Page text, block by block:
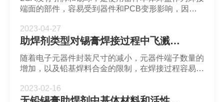
端面的部件，容易受到器件和PCB变形影响，因本
产生的可能性增大，进而引起焊接失效。
2023-04-27
助焊剂类型对锡膏焊接过程中飞溅的影响-福英达焊锡膏
随着电子元器件封装尺寸的减小，元器件端子数量的
增加，以及铅基焊料合金的限制，在焊接过程容易出
使用有关。助焊剂的不良副作用可能以焊剂飞溅的形
式出现，进而影响焊点的稳定性和可靠性。
2023-02-16